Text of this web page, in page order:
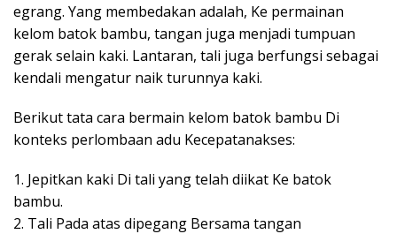
egrang. Yang membedakan adalah, Ke permainan
kelom batok bambu, tangan juga menjadi tumpuan
gerak selain kaki. Lantaran, tali juga berfungsi sebagai
kendali mengatur naik turunnya kaki.
Berikut tata cara bermain kelom batok bambu Di
konteks perlombaan adu Kecepatanakses:
1. Jepitkan kaki Di tali yang telah diikat Ke batok
bambu.
2. Tali Pada atas dipegang Bersama tangan